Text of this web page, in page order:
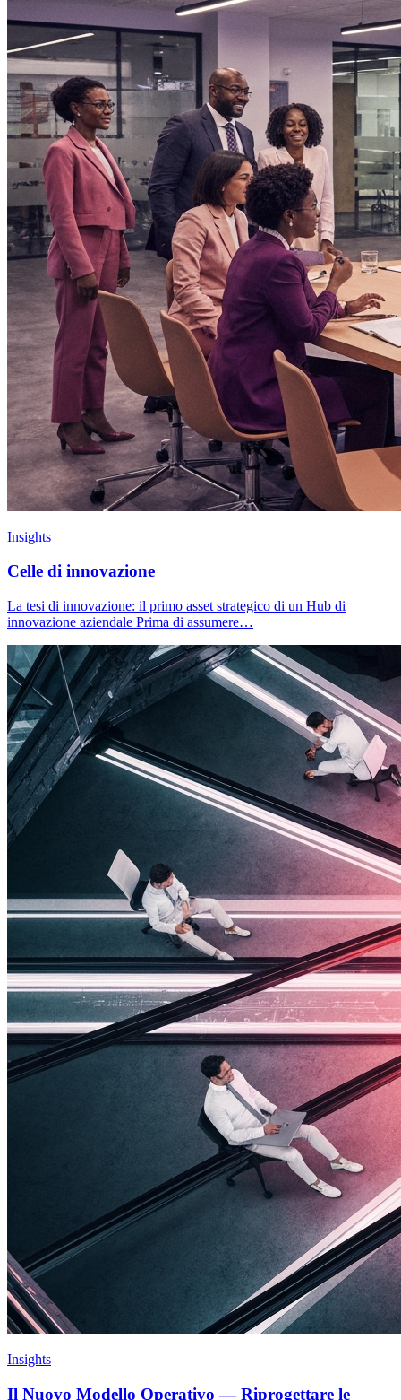
Insights
Celle di innovazione
La tesi di innovazione: il primo asset strategico di un Hub di
innovazione aziendale Prima di assumere…
Insights
Il Nuovo Modello Operativo — Riprogettare le